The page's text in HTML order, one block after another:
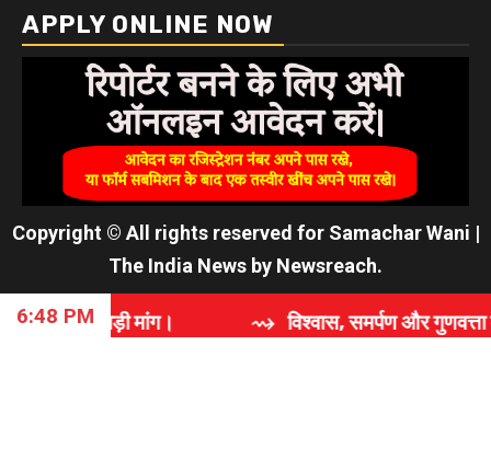
APPLY ONLINE NOW
Copyright © All rights reserved for Samachar Wani |
The India News by Newsreach.
6:48 PM
मांग। ⇝ विश्वास, समर्पण और गुणवत्ता की कहानी: